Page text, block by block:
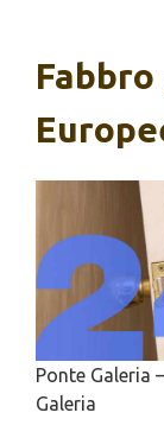
Ponte Galeria
Galeria